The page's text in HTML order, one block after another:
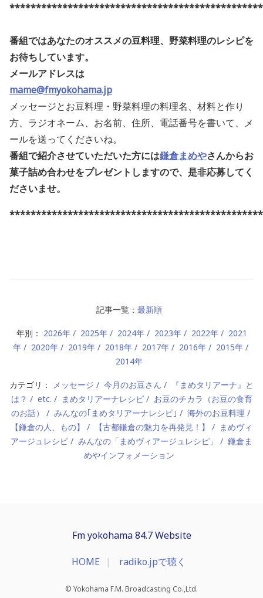
番組ではあなたのオススメの豆料理、野菜料理のレシピを
お待ちしています。
メールアドレスは
mame@fmyokohama.jp
メッセージとお豆料理・野菜料理の料理名、材料と作り
方、ラジオネーム、お名前、住所、電話番号を書いて、メ
ールを送ってくださいね。
番組で紹介させていただいた方には鎌倉まめやさんからお
菓子詰め合わせをプレゼントしますので、是非応募してく
ださいませ。
記事一覧： 最新順
年別： 2026年 2025年 2024年 2023年 2022年
2021
年
2020年 2019年 2018年 2017年 2016年
2015年
2014年
カテゴリ： メッセージ 今月のお豆さん
『まめタリアーナ』と
は？
etc. まめタリアーナレシピ
お豆のチカラ（お豆の食育
のお話）
みんなの｢まめタリアーナレシピ｣
海外のお豆料理
【鎌倉の人、もの】
【古都鎌倉の魅力を再発見！】
まめヴィ
アージュレシピ
みんなの「まめヴィアージュレシピ」
鎌倉ま
めやインフォメーション
Fm yokohama 84.7 Website
HOME radiko.jpで聴く
© Yokohama F.M. Broadcasting Co.,Ltd.